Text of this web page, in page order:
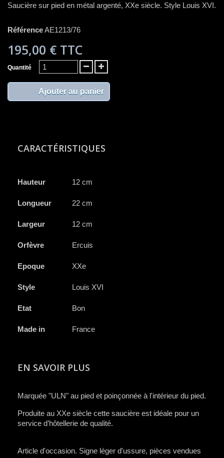
Saucière sur pied en métal argenté, XXe siècle. Style Louis XVI.
RéférenceAE1213/76
195,00 € TTC
Quantité
Ajouter au panier
CARACTÉRISTIQUES
Hauteur 12 cm
Longueur 22 cm
Largeur 12 cm
Orfèvre Ercuis
Epoque XXe
Style Louis XVI
Etat Bon
Made in France
EN SAVOIR PLUS
Marquée "ULN" au pied et poinçonnée à l'intérieur du pied.
Produite au XXe siècle cette saucière est idéale pour un
service d’hôtellerie de qualité.
Article d'occasion. Signe léger d'ussure, pièces vendues